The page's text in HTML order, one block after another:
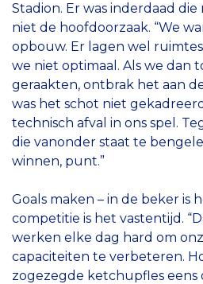
Stadion. Er was inderdaad die
niet de hoofdoorzaak. “We
opbouw. Er lagen wel
we niet optimaal. Als we dan
geraakten, ontbrak het aan
was het schot niet
technisch afval in ons spel.
die vanonder staat te
winnen, punt.”
Goals maken – in de beker is
competitie is het vastentijd.
werken elke dag hard om
capaciteiten te verbeteren.
zogezegde ketchupfles eens